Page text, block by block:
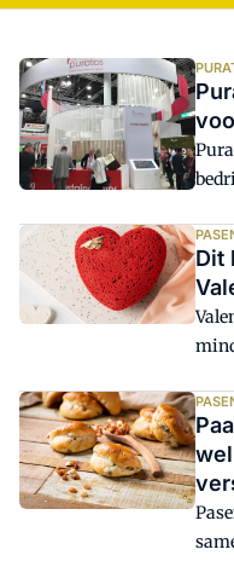
de
nam
over.
Dit